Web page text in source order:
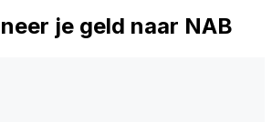
je geld naar NAB